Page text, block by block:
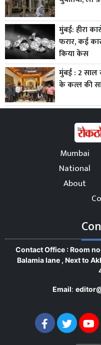
मुंबई: हीरा
फरार, कई
किया केस
मुंबई : 2 साल
के कत्ल की
Mumbai
National
About
Contact Office : Room
Balamia lane , Next to
Email: